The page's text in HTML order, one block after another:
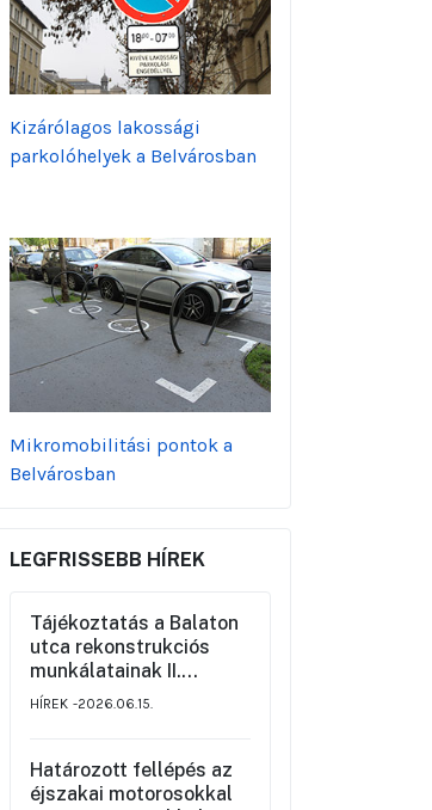
Kizárólagos lakossági
parkolóhelyek a Belvárosban
Mikromobilitási pontok a
Belvárosban
LEGFRISSEBB HÍREK
Tájékoztatás a Balaton
utca rekonstrukciós
munkálatainak II.
üteméről a Szemere
valamint a környék
ideiglenes forgalmi
HÍREK 2026.06.15.
Határozott fellépés az
éjszakai motorosokkal